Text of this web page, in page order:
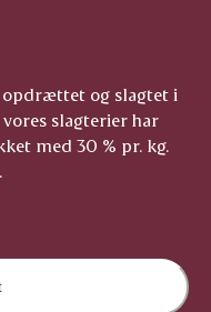
opdrættet og slagtet i
slagterier har
med 30 % pr. kg.